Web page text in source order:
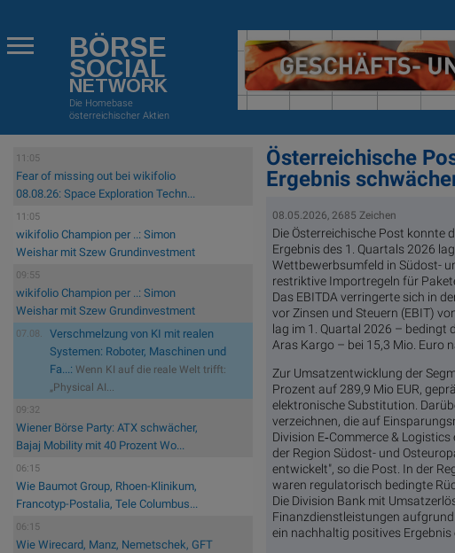
BÖRSE
SOCIAL
NETWORK
Die Homebase
österreichischer Aktien
11:05
Fear of missing out bei wikifolio
08.08.26: Space Exploration Techn...
11:05
wikifolio Champion per ..: Simon
Weishar mit Szew Grundinvestment
09:55
wikifolio Champion per ..: Simon
Weishar mit Szew Grundinvestment
07.08.
Verschmelzung von KI mit realen
Systemen: Roboter, Maschinen und
Fa...: Wenn KI auf die reale Welt trifft:
„Physical AI...
09:32
Wiener Börse Party: ATX schwächer,
Bajaj Mobility mit 40 Prozent Wo...
06:15
Wie Baumot Group, Rhoen-Klinikum,
Francotyp-Postalia, Tele Columbus...
06:15
Wie Wirecard, Manz, Nemetschek, GFT
Österreichische
Ergebnis
08.05.2026, 2685 Zeichen
Die Österreichische Post konnte
Ergebnis des 1. Quartals 2026
Wettbewerbsumfeld in Südost-
restriktive Importregeln für
Das EBITDA verringerte sich in
vor Zinsen und Steuern (EBIT)
lag im 1. Quartal 2026 – bedingt
Aras Kargo – bei 15,3 Mio. Euro
Zur Umsatzentwicklung der
Prozent auf 289,9 Mio EUR,
elektronische Substitution.
verzeichnen, die auf
Division E‑Commerce &
der Region Südost- und
entwickelt", so die Post. In der
waren regulatorisch bedingte
Die Division Bank mit
Finanzdienstleistungen
ein nachhaltig positives